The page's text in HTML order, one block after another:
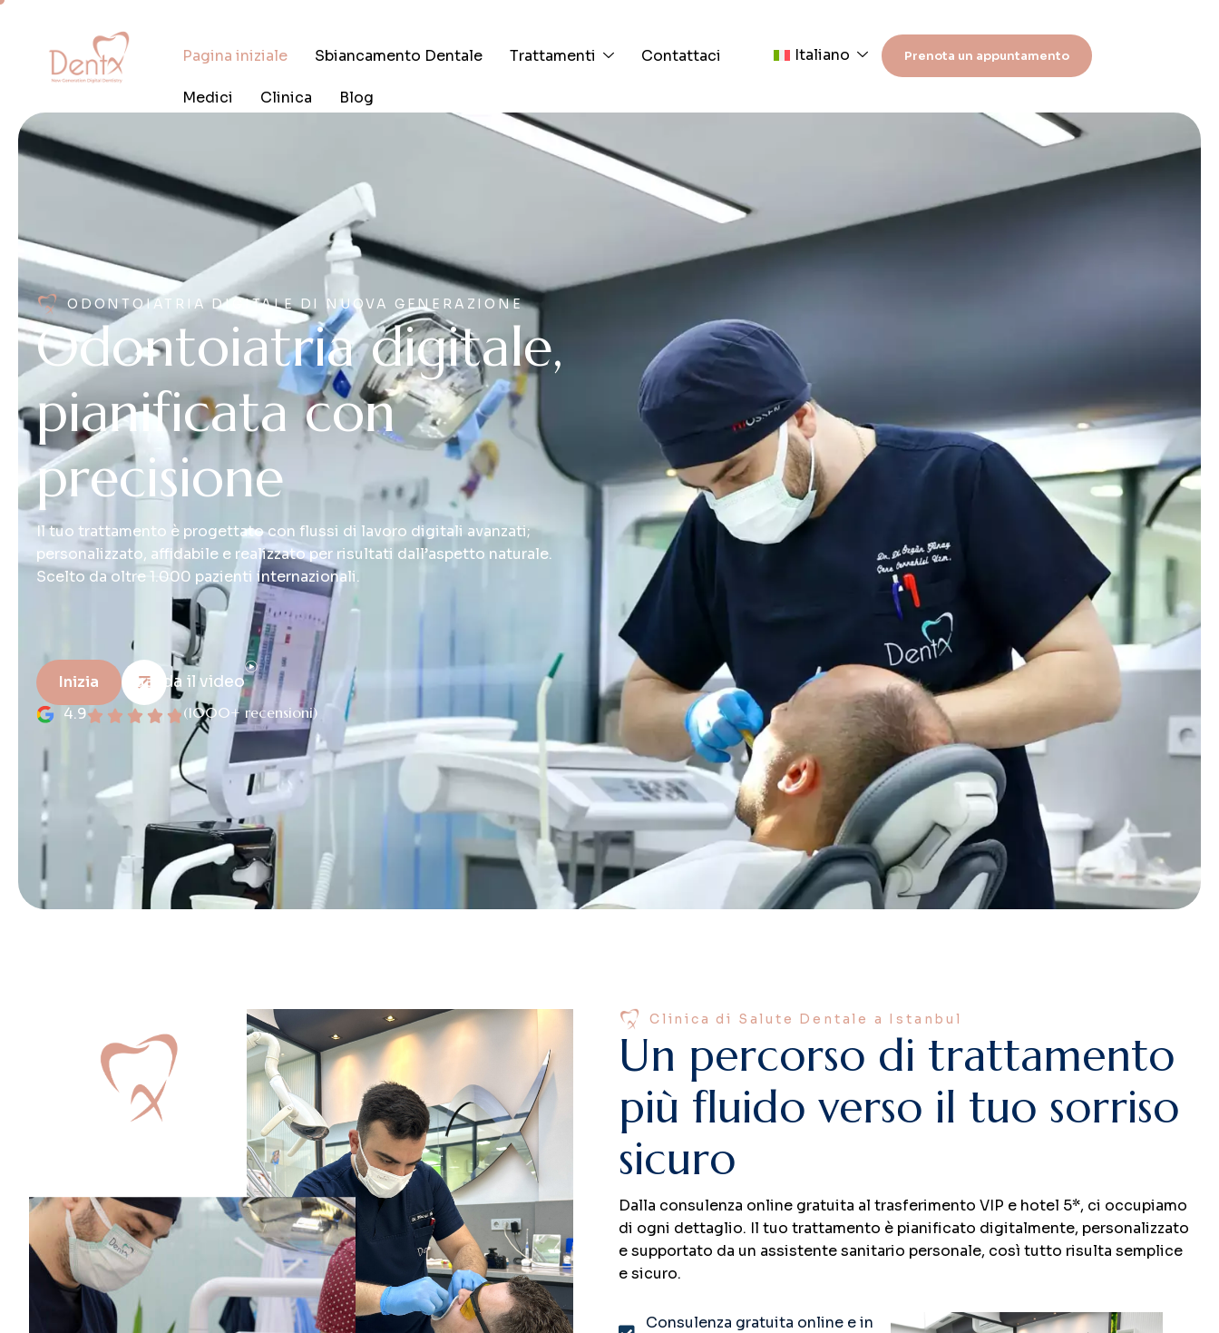
Pagina iniziale Sbiancamento Dentale Trattamenti Contattaci
Medici Clinica Blog
Prenota un appuntamento
Italiano
ODONTOIATRIA DIGITALE DI NUOVA GENERAZIONE
Odontoiatria digitale,
pianificata con
precisione
Il tuo trattamento è progettato con flussi di lavoro digitali avanzati;
personalizzato, affidabile e realizzato per risultati dall’aspetto naturale.
Scelto da oltre 1.000 pazienti internazionali.
Inizia Guarda il video
4.9 (1000+ recensioni)
Clinica di Salute Dentale a Istanbul
Un percorso di trattamento
più fluido verso il tuo sorriso
sicuro
Dalla consulenza online gratuita al trasferimento VIP e hotel 5*, ci occupiamo
di ogni dettaglio. Il tuo trattamento è pianificato digitalmente, personalizzato
e supportato da un assistente sanitario personale, così tutto risulta semplice
e sicuro.
Consulenza gratuita online e in